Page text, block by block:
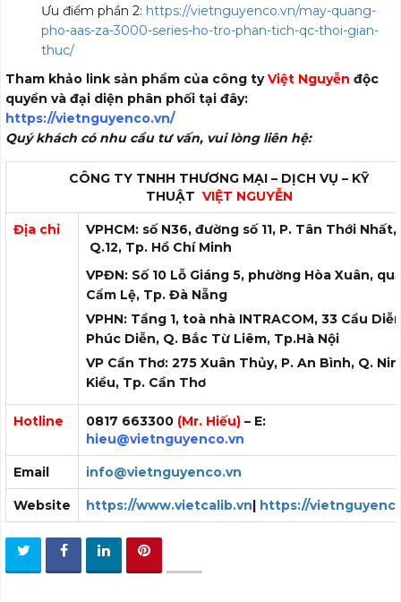
Ưu điểm phần 2: https://vietnguyenco.vn/may-quang-
pho-aas-za-3000-series-ho-tro-phan-tich-qc-thoi-gian-
thuc/
Tham khảo link sản phẩm của công tyViệt Nguyễn độc
quyền và đại diện phân phối tại đây:
https://vietnguyenco.vn/
Quý khách có nhu cầu tư vấn, vui lòng liên hệ:
CÔNG TY TNHH THƯƠNG MẠI – DỊCH VỤ – KỸ
THUẬT VIỆT NGUYỄN
Địa chỉ
VPHCM: số N36, đường số 11, P. Tân Thới Nhất,
Q.12, Tp. Hồ Chí Minh
VPĐN: Số 10 Lỗ Giáng 5, phường Hòa Xuân,
Cẩm Lệ, Tp. Đà Nẵng
VPHN: Tầng 1, toà nhà INTRACOM, 33 Cầu
Phúc Diễn, Q. Bắc Từ Liêm, Tp.Hà Nội
VP Cần Thơ: 275 Xuân Thủy, P. An Bình, Q.
Kiều, Tp. Cần Thơ
Hotline 0817 663300 (Mr. Hiếu) – E:
hieu@vietnguyenco.vn
Email info@vietnguyenco.vn
Website https://www.vietcalib.vn| https://